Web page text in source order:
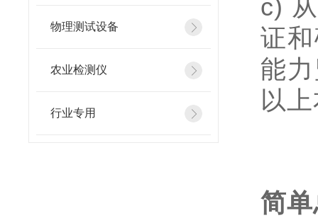
物理测试设备
农业检测仪
行业专用
c)
证
能
以
简